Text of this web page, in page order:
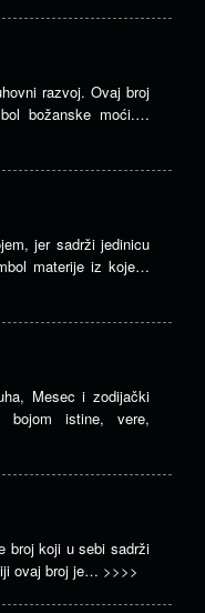
razvoj. Ovaj broj
božanske moći.…
jer sadrži jedinicu
materije iz koje…
Mesec i zodijački
istine, vere,
broj koji u sebi sadrži
ovaj broj je… >>>>